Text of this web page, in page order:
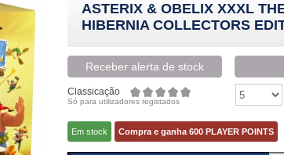
ASTERIX & OBELIX XXXL
HIBERNIA COLLECTORS
Receber alerta de stock
Classicação
Só para utilizadores registados
Em stock Compra e ganha 600 PLAYER POINTS